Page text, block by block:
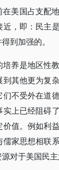
美国占支配
，即：民主
到加强的。
养是地区性
其他更为复
不受外在道
上已经阻碍
值。例如利
家思想相联
对于美国民主